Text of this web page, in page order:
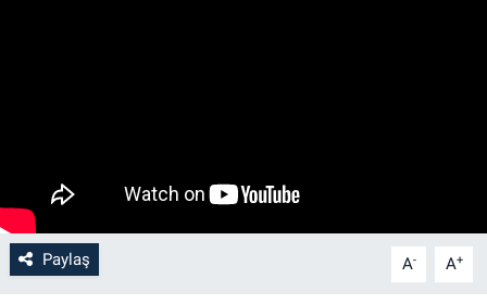
Paylaş A- A+